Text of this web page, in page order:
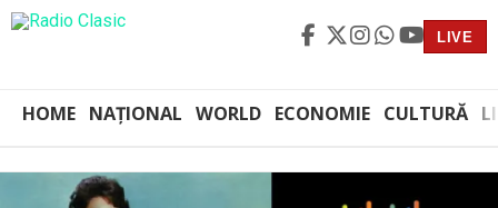
LIVE
HOME NAȚIONAL WORLD ECONOMIE CULTURĂ